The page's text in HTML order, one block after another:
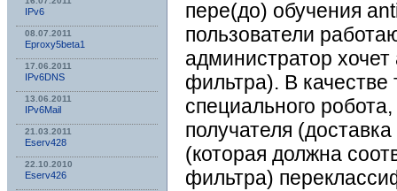
IPv6
08.07.2011
Eproxy5beta1
17.06.2011
IPv6DNS
13.06.2011
IPv6Mail
21.03.2011
Eserv428
22.10.2010
Eserv426
пере(до) обучения
пользователи
администратор
фильтра). В качестве
специального
получателя
(которая должна
фильтра)